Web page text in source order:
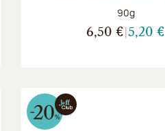
Poids net :
90g
6,50 € 5,20 €